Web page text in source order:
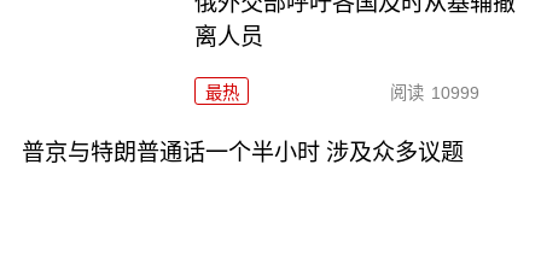
离人员
最热 阅读 10999
普京与特朗普通话一个半小时 涉及众多议题